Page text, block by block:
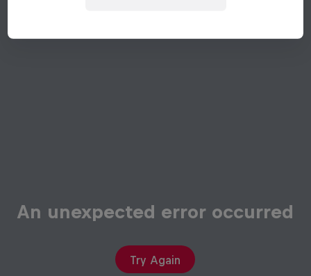
An unexpected error occurred
Try Again